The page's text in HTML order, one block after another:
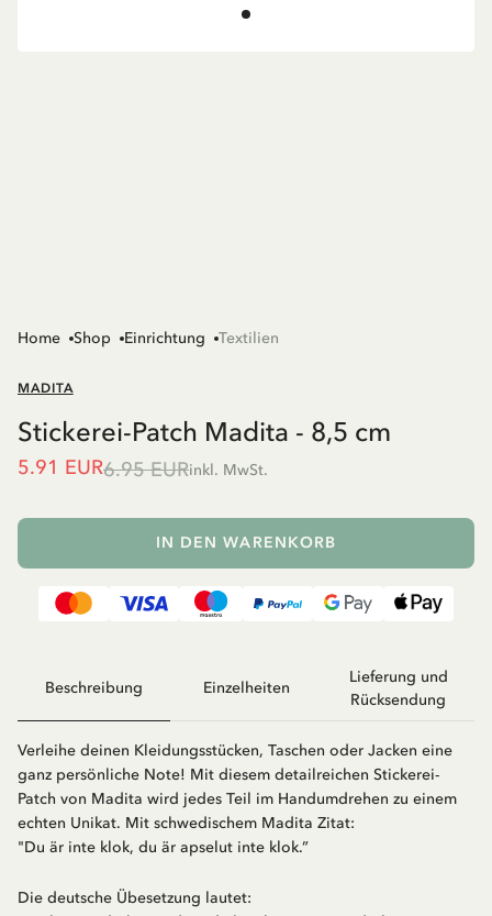
Home Shop Einrichtung Textilien
MADITA
Stickerei-Patch Madita - 8,5 cm
5.91 EUR6.95 EURinkl. MwSt.
IN DEN WARENKORB
Beschreibung Einzelheiten
Lieferung und
Rücksendung
Verleihe deinen Kleidungsstücken, Taschen oder Jacken eine
ganz persönliche Note! Mit diesem detailreichen Stickerei-
Patch von Madita wird jedes Teil im Handumdrehen zu einem
echten Unikat. Mit schwedischem Madita Zitat:
"Du är inte klok, du är apselut inte klok.”
Die deutsche Übesetzung lautet: